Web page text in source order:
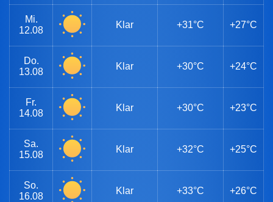
Mi.
12.08
Klar +31°C +27°C
Do.
13.08
Klar +30°C +24°C
Fr.
14.08
Klar +30°C +23°C
Sa.
15.08
Klar +32°C +25°C
So.
16.08
Klar +33°C +26°C